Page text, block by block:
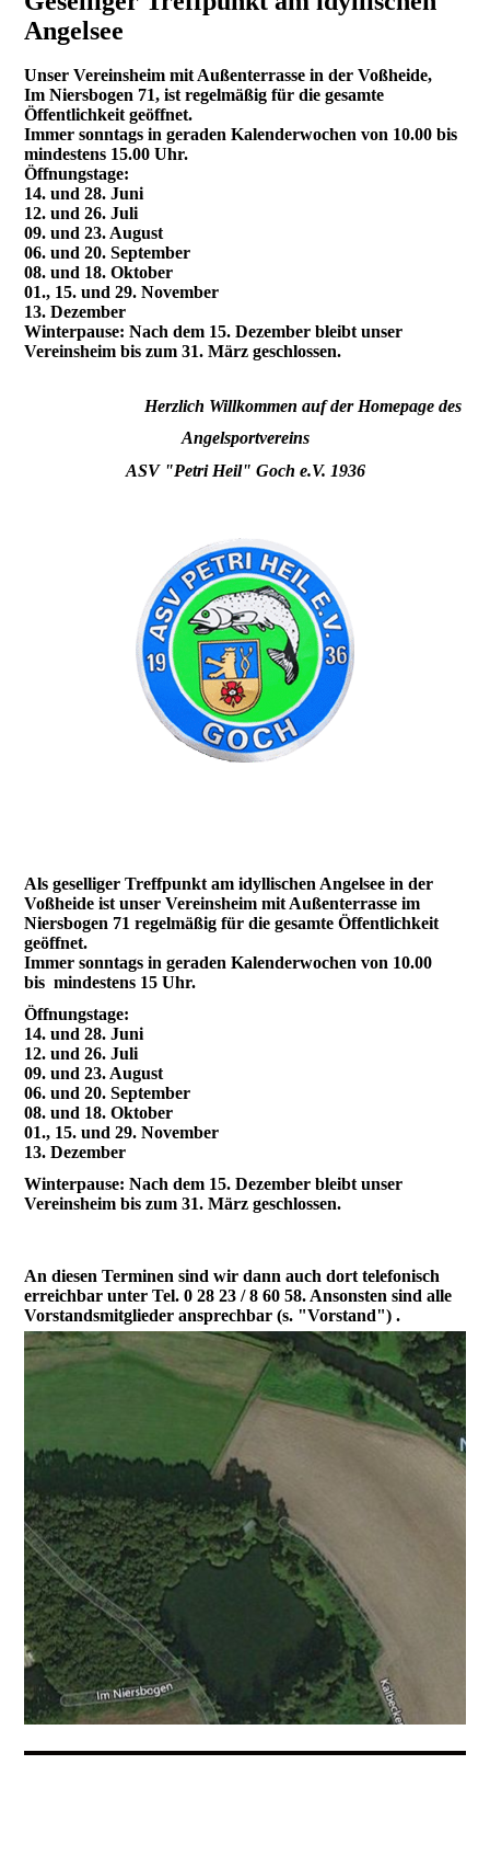
Angelsee
Unser Vereinsheim mit Außenterrasse in der Voßheide,
Im Niersbogen 71, ist regelmäßig für die gesamte
Öffentlichkeit geöffnet.
Immer sonntags in geraden Kalenderwochen von 10.00 bis
mindestens 15.00 Uhr.
Öffnungstage:
14. und 28. Juni
12. und 26. Juli
09. und 23. August
06. und 20. September
08. und 18. Oktober
01., 15. und 29. November
13. Dezember
Winterpause: Nach dem 15. Dezember bleibt unser
Vereinsheim bis zum 31. März geschlossen.
Herzlich Willkommen auf der Homepage des
Angelsportvereins
ASV "Petri Heil" Goch e.V. 1936
Als geselliger Treffpunkt am idyllischen Angelsee in der
Voßheide ist unser Vereinsheim mit Außenterrasse im
Niersbogen 71 regelmäßig für die gesamte Öffentlichkeit
geöffnet.
Immer sonntags in geraden Kalenderwochen von 10.00
bis mindestens 15 Uhr.
Öffnungstage:
14. und 28. Juni
12. und 26. Juli
09. und 23. August
06. und 20. September
08. und 18. Oktober
01., 15. und 29. November
13. Dezember
Winterpause: Nach dem 15. Dezember bleibt unser
Vereinsheim bis zum 31. März geschlossen.
An diesen Terminen sind wir dann auch dort telefonisch
erreichbar unter Tel. 0 28 23 / 8 60 58. Ansonsten sind alle
Vorstandsmitglieder ansprechbar (s. "Vorstand") .